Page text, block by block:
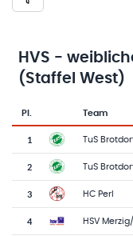
HVS -
(Staffel West)
Tabelle mit
Pl.
Team-Logo
Team
1 TuS
2 TuS
3 HC Perl
4 HSV